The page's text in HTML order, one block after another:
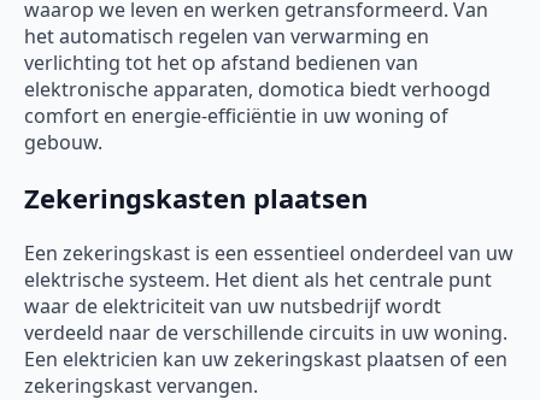
waarop we leven en werken getransformeerd. Van
het automatisch regelen van verwarming en
verlichting tot het op afstand bedienen van
elektronische apparaten, domotica biedt verhoogd
comfort en energie-efficiëntie in uw woning of
gebouw.
Zekeringskasten plaatsen
Een zekeringskast is een essentieel onderdeel van uw
elektrische systeem. Het dient als het centrale punt
waar de elektriciteit van uw nutsbedrijf wordt
verdeeld naar de verschillende circuits in uw woning.
Een elektricien kan uw zekeringskast plaatsen of een
zekeringskast vervangen.